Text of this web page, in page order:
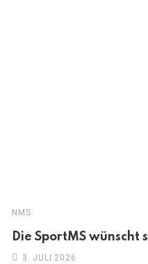
NMS
Die SportMS wünscht
3. JULI 2026